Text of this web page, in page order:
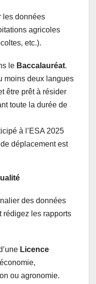
les données
agricoles
etc.).
le Baccalauréat.
moins deux langues
être prêt à résider
toute la durée de
à l’ESA 2025
déplacement est
des données
rédigez les rapports
Licence
ou agronomie.